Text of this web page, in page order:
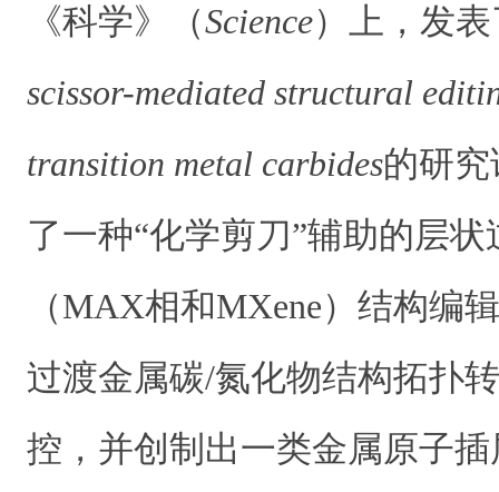
《科学》（Science）上，发
scissor-mediated structural
transition metal carbides的研
了一种“化学剪刀”辅助的层
（MAX相和MXene）结构编
过渡金属碳/氮化物结构拓扑
控，并创制出一类金属原子